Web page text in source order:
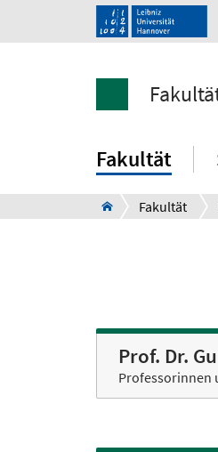
Fakultät
Fakultät
Prof. Dr.
Professorinnen